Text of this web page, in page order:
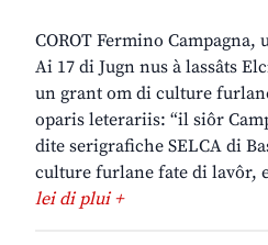
COROT Fermino
Ai 17 di Jugn nus à lassâts
un grant om di culture
oparis leterariis: “il siôr
dite serigrafiche SELCA di
culture furlane fate di lavôr,
lei di plui +